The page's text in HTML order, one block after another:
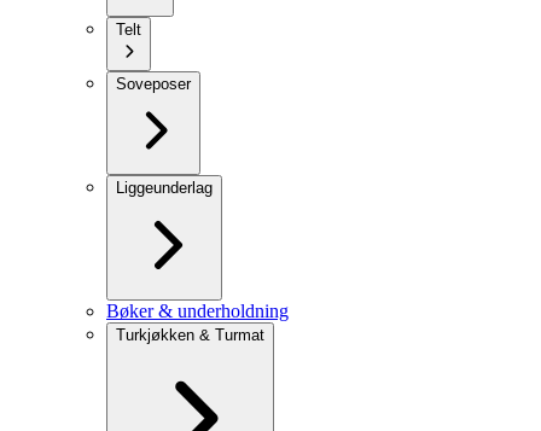
Telt
Soveposer
Liggeunderlag
Bøker & underholdning
Turkjøkken & Turmat